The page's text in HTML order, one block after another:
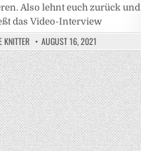
Also lehnt euch zurück und
das Video-Interview
KNITTER AUGUST 16, 2021